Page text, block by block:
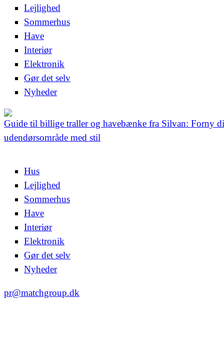
Lejlighed
Sommerhus
Have
Interiør
Elektronik
Gør det selv
Nyheder
Guide til billige traller og havebænke fra Silvan: Forny
udendørsområde med stil
Hus
Lejlighed
Sommerhus
Have
Interiør
Elektronik
Gør det selv
Nyheder
pr@matchgroup.dk